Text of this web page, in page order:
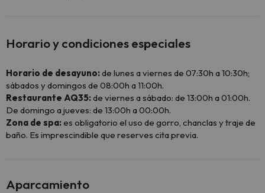
Horario y condiciones especiales
Horario de desayuno:de lunes a viernes de 07:30h a 10:30h;
sábados y domingos de 08:00h a 11:00h.
Restaurante AQ35:de viernes a sábado: de 13:00h a 01:00h.
De domingo a jueves: de 13:00h a 00:00h.
Zona de spa:es obligatorio el uso de gorro, chanclas y traje de
baño. Es imprescindible que reserves cita previa.
Aparcamiento